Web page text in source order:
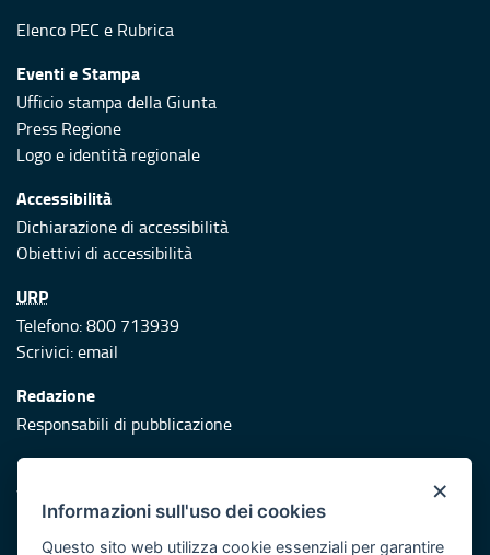
Elenco PEC e Rubrica
Eventi e Stampa
Ufficio stampa della Giunta
Press Regione
Logo e identità regionale
Accessibilità
Dichiarazione di accessibilità
Obiettivi di accessibilità
URP
Telefono: 800 713939
Scrivici:email
Redazione
Responsabili di pubblicazione
Protezione civile
Vai al sito di Protezione Civile Puglia
Iniziativa finanziata con risorse del POR Puglia 2014/2020 -
×
Informazioni sull'uso dei cookies
Questo sito web utilizza cookie essenziali per garantire